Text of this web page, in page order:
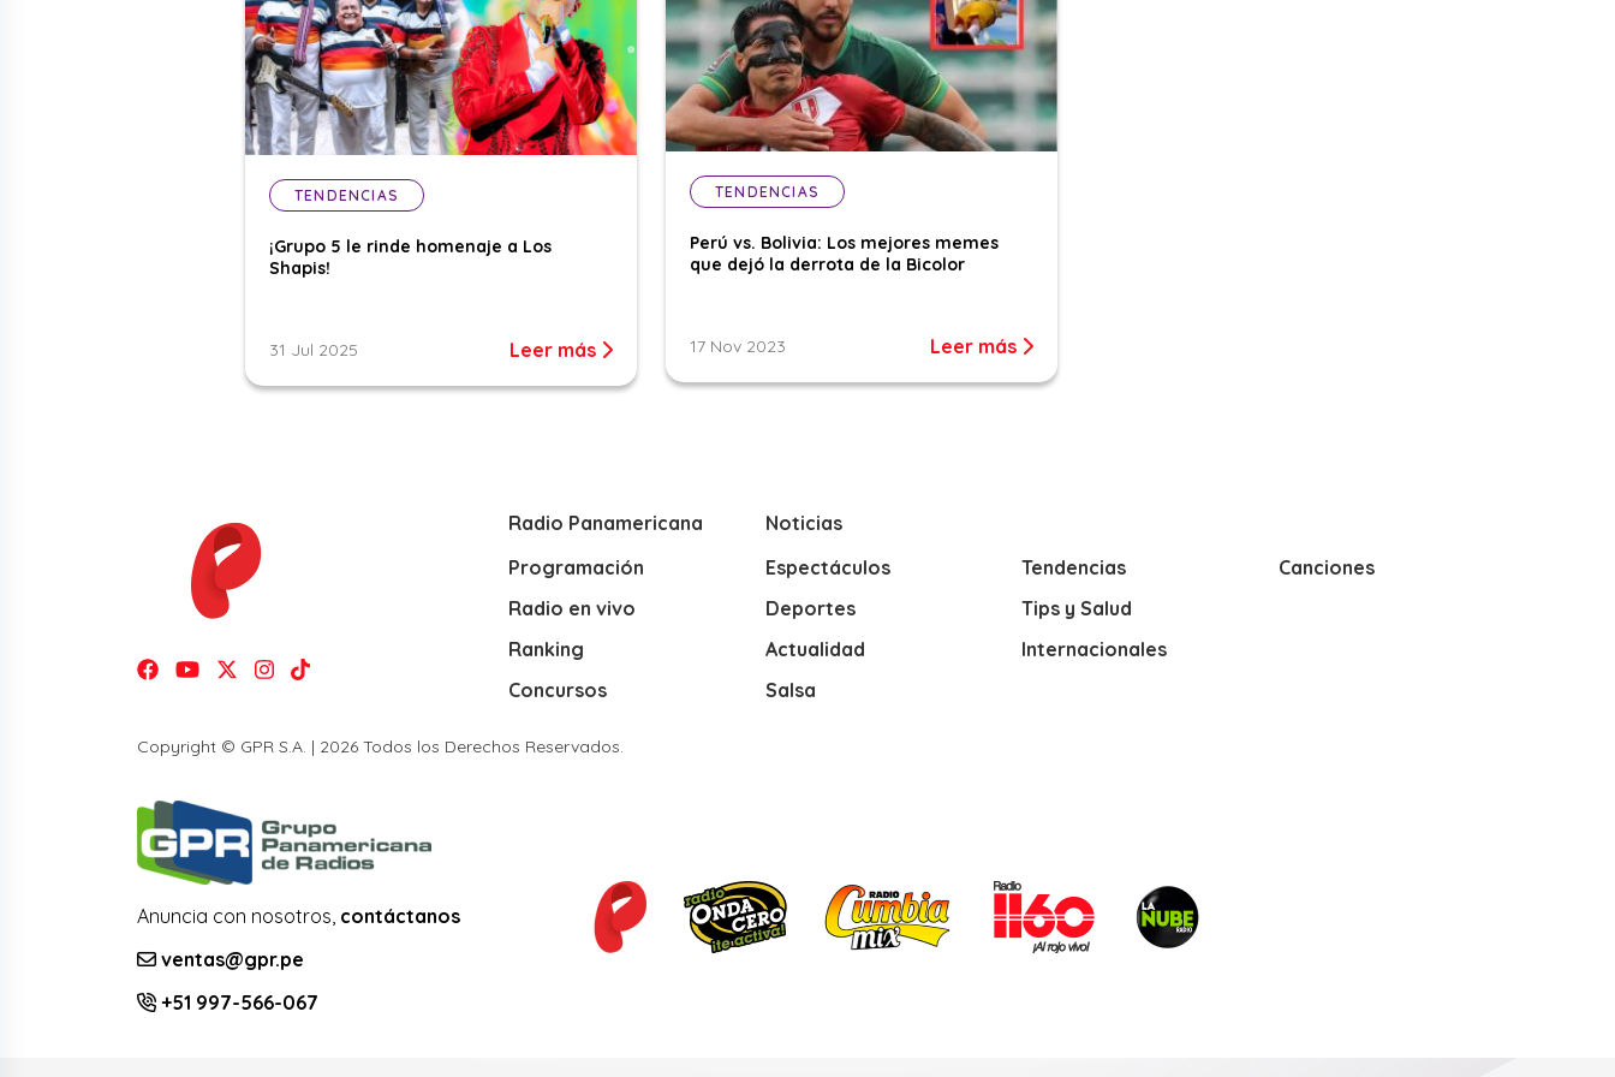
TENDENCIAS
¡Grupo 5 le rinde homenaje a Los
Shapis!
31 Jul 2025 Leer más
TENDENCIAS
Perú vs. Bolivia: Los mejores memes
que dejó la derrota de la Bicolor
17 Nov 2023 Leer más
Radio Panamericana
Programación
Radio en vivo
Ranking
Concursos
Noticias
Espectáculos
Deportes
Actualidad
Salsa
Tendencias
Tips y Salud
Internacionales
Canciones
Copyright © GPR S.A. | 2026 Todos los Derechos Reservados.
Anuncia con nosotros, contáctanos
ventas@gpr.pe
+51 997-566-067